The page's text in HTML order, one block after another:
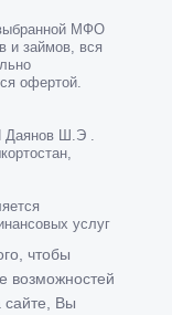
МФО
и займов, вся
офертой.
Даянов Ш.Э .
услуг
чтобы
возможностей
сайте, Вы